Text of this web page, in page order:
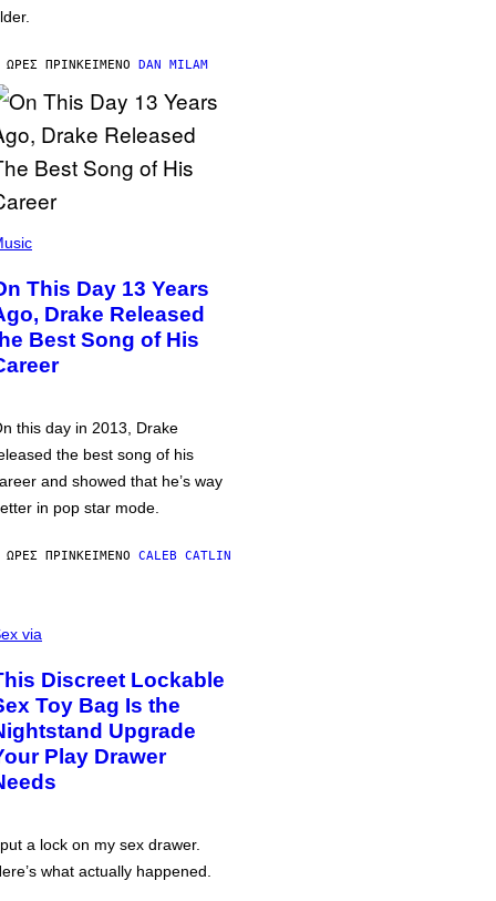
ΏΡΕΣ ΠΡΙΝΚΕΊΜΕΝΟ DAN MILAM
This Day 13 Years
Drake Released
Best Song of His
this day in 2013, Drake
the best song of his
and showed that he’s way
in pop star mode.
ΏΡΕΣ ΠΡΙΝΚΕΊΜΕΝΟ CALEB CATLIN
via
Discreet Lockable
Toy Bag Is the
Upgrade
Play Drawer
a lock on my sex drawer.
what actually happened.